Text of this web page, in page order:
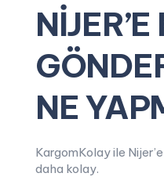
NE
KargomKolay ile
daha kolay.